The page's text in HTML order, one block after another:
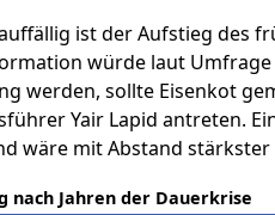
ist der Aufstieg des
würde laut
werden, sollte Eisenkot
Yair Lapid antreten.
wäre mit Abstand stärkster
nach Jahren der Dauerkrise